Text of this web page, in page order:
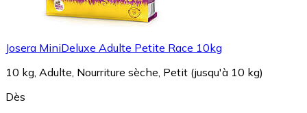
Josera MiniDeluxe Adulte Petite Race 10kg
10 kg, Adulte, Nourriture sèche, Petit (jusqu'à 10 kg)
Dès